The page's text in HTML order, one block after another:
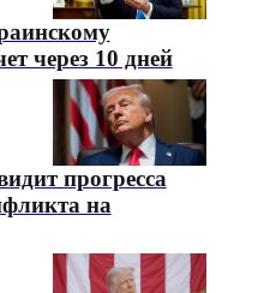
через 10 дней
прогресса
на